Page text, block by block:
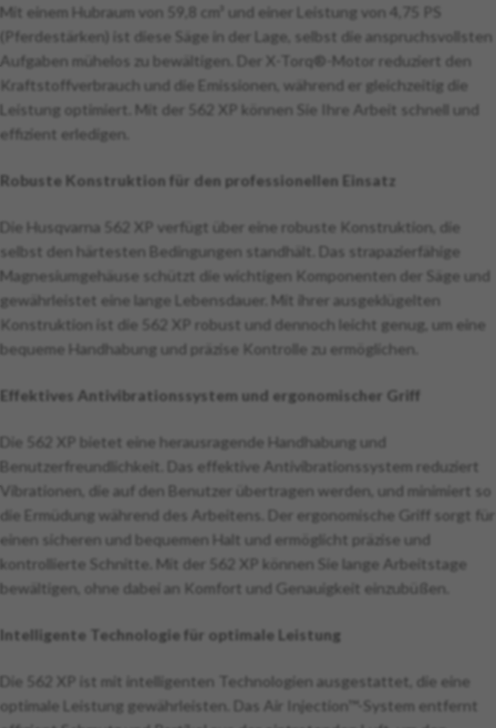
Mit einem Hubraum von 59,8 cm³ und einer Leistung von 4,75 PS
(Pferdestärken) ist diese Säge in der Lage, selbst die anspruchsvollsten
Aufgaben mühelos zu bewältigen. Der X-Torq®-Motor reduziert den
Kraftstoffverbrauch und die Emissionen, während er gleichzeitig die
Leistung optimiert. Mit der 562 XP können Sie Ihre Arbeit schnell und
effizient erledigen.
Robuste Konstruktion für den professionellen Einsatz
Die Husqvarna 562 XP verfügt über eine robuste Konstruktion, die
selbst den härtesten Bedingungen standhält. Das strapazierfähige
Magnesiumgehäuse schützt die wichtigen Komponenten der Säge und
gewährleistet eine lange Lebensdauer. Mit ihrer ausgeklügelten
Konstruktion ist die 562 XP robust und dennoch leicht genug, um eine
bequeme Handhabung und präzise Kontrolle zu ermöglichen.
Effektives Antivibrationssystem und ergonomischer Griff
Die 562 XP bietet eine herausragende Handhabung und
Benutzerfreundlichkeit. Das effektive Antivibrationssystem reduziert
Vibrationen, die auf den Benutzer übertragen werden, und minimiert so
die Ermüdung während des Arbeitens. Der ergonomische Griff sorgt für
einen sicheren und bequemen Halt und ermöglicht präzise und
kontrollierte Schnitte. Mit der 562 XP können Sie lange Arbeitstage
bewältigen, ohne dabei an Komfort und Genauigkeit einzubüßen.
Intelligente Technologie für optimale Leistung
Die 562 XP ist mit intelligenten Technologien ausgestattet, die eine
optimale Leistung gewährleisten. Das Air Injection™-System entfernt